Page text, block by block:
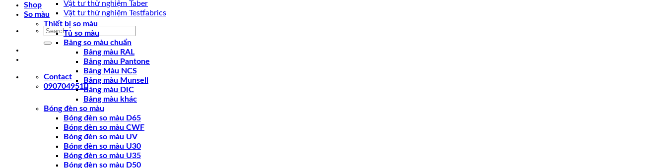
Vật tư thử nghiệm Taber
Vật tư thử nghiệm Testfabrics
Search
Contact
0907049510
Shop
So màu
Thiết bị so màu
Tủ so màu
Bảng so màu chuẩn
Bảng màu RAL
Bảng màu Pantone
Bảng Màu NCS
Bảng màu Munsell
Bảng màu DIC
Bảng màu khác
Bóng đèn so màu
Bóng đèn so màu D65
Bóng đèn so màu CWF
Bóng đèn so màu UV
Bóng đèn so màu U30
Bóng đèn so màu U35
Bóng đèn so màu D50